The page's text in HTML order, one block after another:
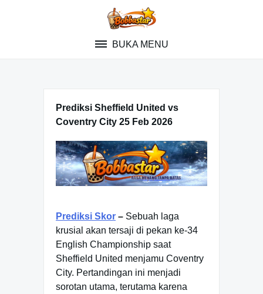
BUKA MENU
Prediksi Sheffield United vs
Coventry City 25 Feb 2026
Prediksi Skor – Sebuah laga
krusial akan tersaji di pekan ke-34
English Championship saat
Sheffield United menjamu Coventry
City. Pertandingan ini menjadi
sorotan utama, terutama karena